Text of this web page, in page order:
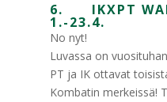
6. IKXPT
1.-23.4.
No nyt!
Luvassa on
PT ja IK ottavat
Kombatin merkeissä!